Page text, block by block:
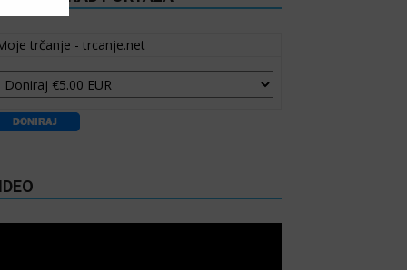
trčanje - trcanje.net